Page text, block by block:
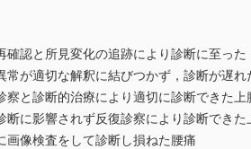
認と所見変化の追跡により診断に至った
が適切な解釈に結びつかず，診断が遅れ
と診断的治療により適切に診断できた上
に影響されず反復診察により診断できた
像検査をして診断し損ねた腰痛